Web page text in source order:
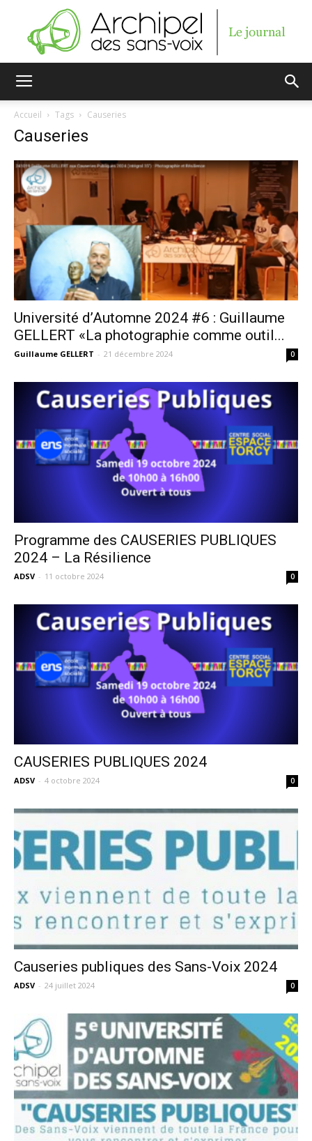
sans-
voix
Accueil Tags Causeries
Causeries
Université d’Automne 2024 #6 : Guillaume
GELLERT «La photographie comme outil...
Guillaume GELLERT - 21 décembre 2024 0
Programme des CAUSERIES PUBLIQUES
2024 – La Résilience
ADSV - 11 octobre 2024 0
CAUSERIES PUBLIQUES 2024
ADSV - 4 octobre 2024 0
Causeries publiques des Sans-Voix 2024
ADSV - 24 juillet 2024 0